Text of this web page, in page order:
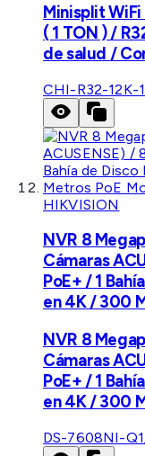
Minisplit
( 1 TON ) /
de salud /
CHI-R32-12K-
HIKVISION
NVR 8
Cámaras
PoE+ / 1
en 4K / 300
NVR 8
Cámaras
PoE+ / 1
en 4K / 300
DS-7608NI-